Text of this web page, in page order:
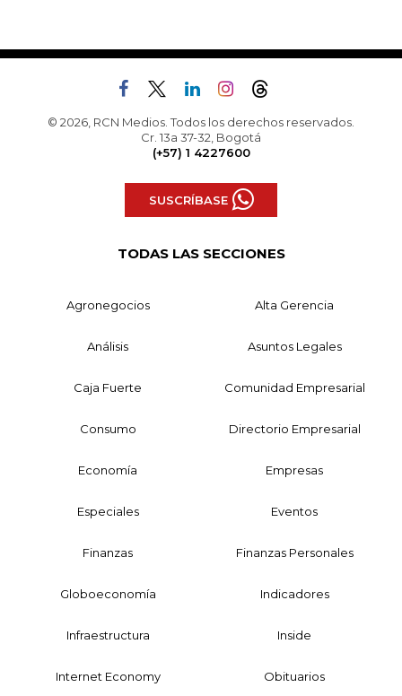
© 2026, RCN Medios. Todos los derechos reservados.
Cr. 13a 37-32, Bogotá
(+57) 1 4227600
SUSCRÍBASE
TODAS LAS SECCIONES
Agronegocios Alta Gerencia
Análisis Asuntos Legales
Caja Fuerte Comunidad Empresarial
Consumo Directorio Empresarial
Economía Empresas
Especiales Eventos
Finanzas Finanzas Personales
Globoeconomía Indicadores
Infraestructura Inside
Internet Economy Obituarios